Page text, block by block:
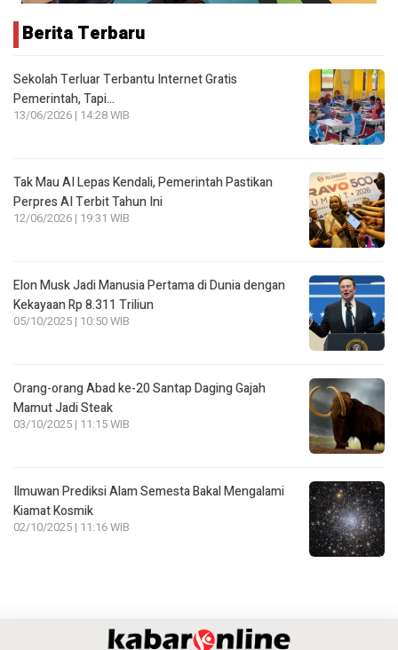
Berita Terbaru
Sekolah Terluar Terbantu Internet Gratis
Pemerintah, Tapi…
13/06/2026 | 14:28 WIB
Tak Mau AI Lepas Kendali, Pemerintah Pastikan
Perpres AI Terbit Tahun Ini
12/06/2026 | 19:31 WIB
Elon Musk Jadi Manusia Pertama di Dunia dengan
Kekayaan Rp 8.311 Triliun
05/10/2025 | 10:50 WIB
Orang-orang Abad ke-20 Santap Daging Gajah
Mamut Jadi Steak
03/10/2025 | 11:15 WIB
Ilmuwan Prediksi Alam Semesta Bakal Mengalami
Kiamat Kosmik
02/10/2025 | 11:16 WIB